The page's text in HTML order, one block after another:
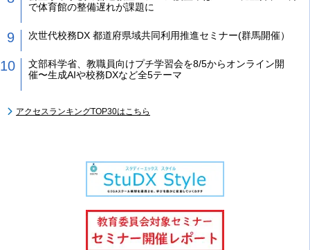
で体育館の整備遅れが課題に
次世代校務DX 都道府県域共同利用推進セミナー(群馬開催）
文部科学省、教職員向けプチ学習会を8/5からオンライン開
催〜生成AIや校務DXなど全5テーマ
アクセスランキングTOP30はこちら